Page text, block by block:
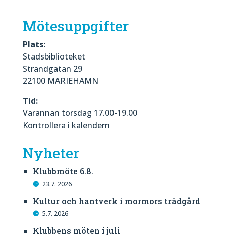
Mötesuppgifter
Plats:
Stadsbiblioteket
Strandgatan 29
22100 MARIEHAMN
Tid:
Varannan torsdag 17.00-19.00
Kontrollera i kalendern
Nyheter
Klubbmöte 6.8.
23.7. 2026
Kultur och hantverk i mormors trädgård
5.7. 2026
Klubbens möten i juli